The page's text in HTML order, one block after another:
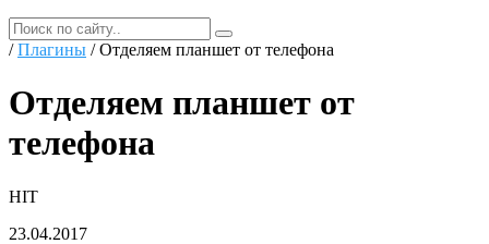
/Плагины / Отделяем планшет от телефона
Отделяем планшет от
телефона
HIT
23.04.2017